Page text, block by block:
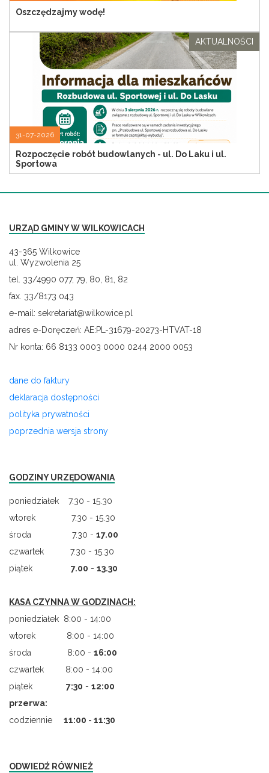
Oszczędzajmy wodę!
31-07-2026
Rozpoczęcie robót budowlanych - ul. Do Laku i ul.
Sportowa
AKTUALNOŚCI
URZĄD GMINY W WILKOWICACH
43-365 Wilkowice
ul. Wyzwolenia 25
tel. 33/4990 077, 79, 80, 81, 82
fax. 33/8173 043
e-mail: sekretariat@wilkowice.pl
adres e-Doręczeń: AE:PL-31679-20273-HTVAT-18
Nr konta: 66 8133 0003 0000 0244 2000 0053
dane do faktury
deklaracja dostępności
polityka prywatności
poprzednia wersja strony
GODZINY URZĘDOWANIA
poniedziałek 7.30 - 15.30
wtorek 7.30 - 15.30
środa 7.30 - 17.00
czwartek 7.30 - 15.30
piątek 7.00 - 13.30
KASA CZYNNA W GODZINACH:
poniedziałek 8:00 - 14:00
wtorek 8:00 - 14:00
środa 8:00 - 16:00
czwartek 8:00 - 14:00
piątek 7:30 - 12:00
przerwa:
codziennie
11:00 - 11:30
ODWIEDŹ RÓWNIEŻ